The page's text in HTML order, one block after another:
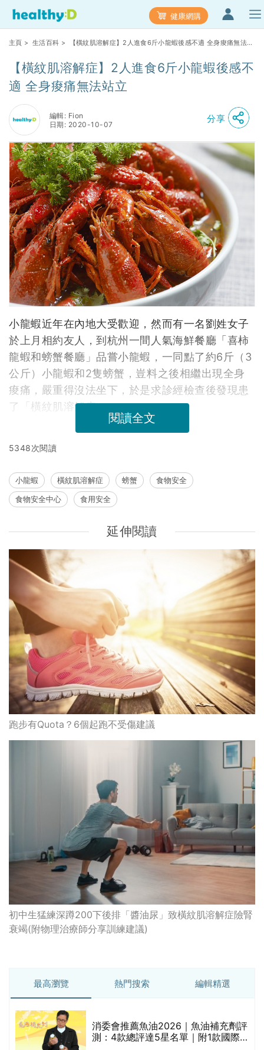
健康網購
主頁 > 生活百科 > 【橫紋肌溶解症】2人進食6斤小龍蝦後感不適 全身痠痛無法站
【橫紋肌溶解症】2人進食6斤小龍蝦後感不
適 全身痠痛無法站立
編輯: Fion
日期: 2020-10-07
分享
小龍蝦近年在內地大受歡迎，然而有一名劉姓女子
於上月相約友人，到杭州一間人氣海鮮餐廳「喜柿
龍蝦和螃蟹餐廳」品嘗小龍蝦，一同點了約6斤（3
公斤）小龍蝦和2隻螃蟹，豈料之後相繼出現全身
痠痛，嚴重得沒法坐下，於是求診經檢查後發現患
了「橫紋肌溶解症」。
閱讀全文
5348次閱讀
小龍蝦 橫紋肌溶解症 螃蟹
食物安全
食物安全中心
食用安全
延伸閱讀
跑步有Quota？6個起跑不受傷建議
初中生猛練深蹲200下後排「醬油尿」致橫紋肌溶解症險腎
衰竭(附物理治療師分享訓練建議)
最高瀏覽 熱門搜索 編輯精選
消委會推薦魚油2026｜魚油補充劑評
測：4款總評達5星名單｜附1款國際